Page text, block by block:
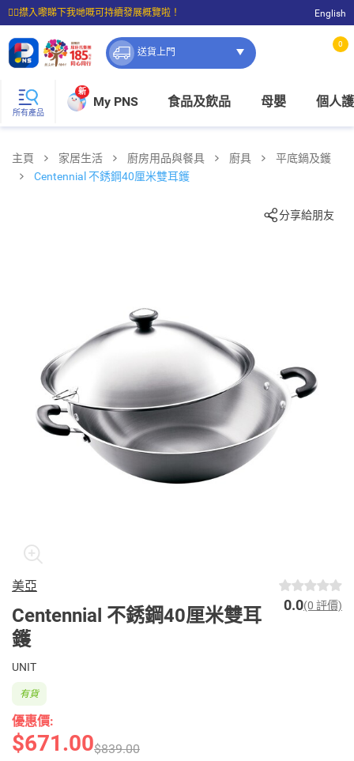
☝🏼㩒入嚟睇下我哋嘅可持續發展概覽啦！
⭐購物滿$399即享免費送貨；滿$100即可免費店取。
English
送貨上門
0
所有產品
新
My PNS 食品及飲品 母嬰 個人
主頁 家居生活 廚房用品與餐具 廚具
平底鍋及鑊
Centennial 不銹鋼40厘米雙耳鑊
分享給朋友
美亞
Centennial 不銹鋼40厘米雙耳
鑊
0.0(0 評價)
UNIT
優惠價:
$671.00$839.00
有貨